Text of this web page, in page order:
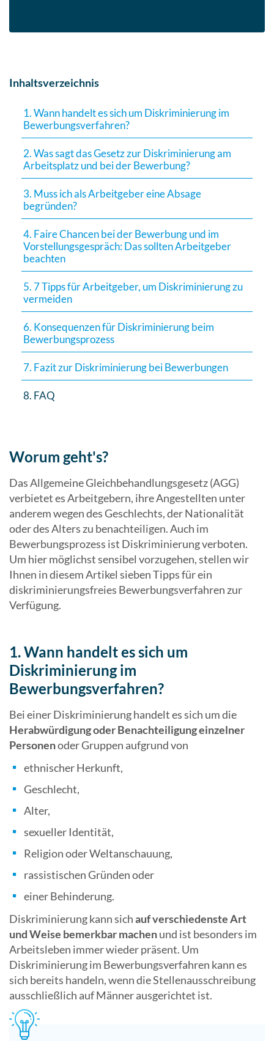
Inhaltsverzeichnis
1. Wann handelt es sich um Diskriminierung im
Bewerbungsverfahren?
2. Was sagt das Gesetz zur Diskriminierung am
Arbeitsplatz und bei der Bewerbung?
3. Muss ich als Arbeitgeber eine Absage
begründen?
4. Faire Chancen bei der Bewerbung und im
Vorstellungsgespräch: Das sollten Arbeitgeber
beachten
5. 7 Tipps für Arbeitgeber, um Diskriminierung zu
vermeiden
6. Konsequenzen für Diskriminierung beim
Bewerbungsprozess
7. Fazit zur Diskriminierung bei Bewerbungen
8. FAQ
Worum geht's?
Das Allgemeine Gleichbehandlungsgesetz (AGG)
verbietet es Arbeitgebern, ihre Angestellten unter
anderem wegen des Geschlechts, der Nationalität
oder des Alters zu benachteiligen. Auch im
Bewerbungsprozess ist Diskriminierung verboten.
Um hier möglichst sensibel vorzugehen, stellen wir
Ihnen in diesem Artikel sieben Tipps für ein
diskriminierungsfreies Bewerbungsverfahren zur
Verfügung.
1. Wann handelt es sich um
Diskriminierung im
Bewerbungsverfahren?
Bei einer Diskriminierung handelt es sich um die
Herabwürdigung oder Benachteiligung einzelner
Personenoder Gruppen aufgrund von
ethnischer Herkunft,
Geschlecht,
Alter,
sexueller Identität,
Religion oder Weltanschauung,
rassistischen Gründen oder
einer Behinderung.
Diskriminierung kann sichauf verschiedenste Art
und Weise bemerkbar machenund ist besonders im
Arbeitsleben immer wieder präsent. Um
Diskriminierung im Bewerbungsverfahren kann es
sich bereits handeln, wenn die Stellenausschreibung
ausschließlich auf Männer ausgerichtet ist.